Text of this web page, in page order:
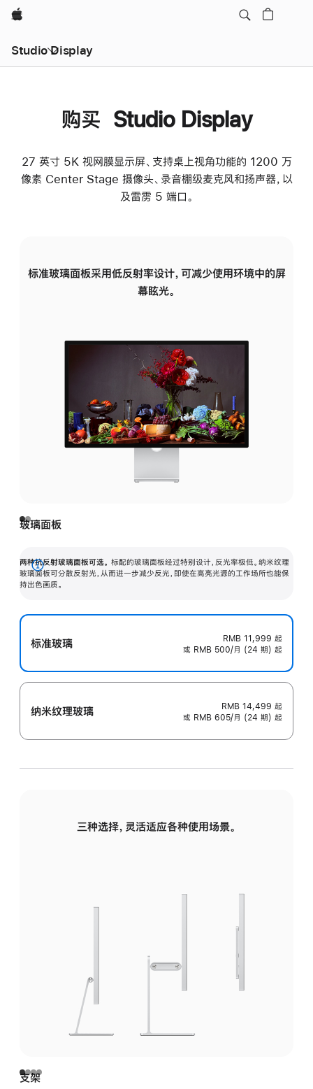
Apple
Studio Display
购买 Studio Display
27 英寸 5K 视网膜显示屏、支持桌上视角功能的 1200 万
像素 Center Stage 摄像头、录音棚级麦克风和扬声器，以
及雷雳 5 端口。
标准玻璃面板采用低反射率设计，可减少使用环境中的屏
幕眩光。
玻璃面板
两种抗反射玻璃面板可选。 标配的玻璃面板经过特别设计，反光率极低。纳米纹理
玻璃面板可分散反射光，从而进一步减少反光，即使在高亮光源的工作场所也能保
持出色画质。
展
开
标准玻璃 RMB 11,999 起
或 RMB 500/月 (24 期) 起
纳米纹理玻璃 RMB 14,499 起
或 RMB 605/月 (24 期) 起
三种选择，灵活适应各种使用场景。
支架